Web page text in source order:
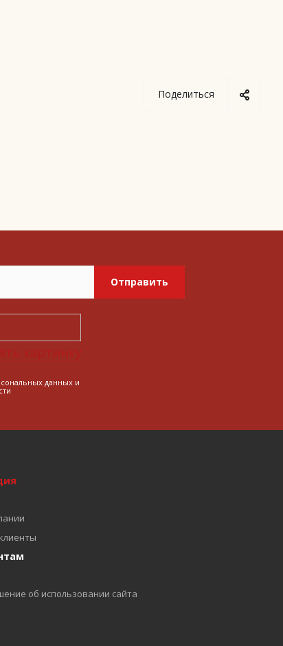
Поделиться
Отправить
картинку
данных и
об использовании сайта